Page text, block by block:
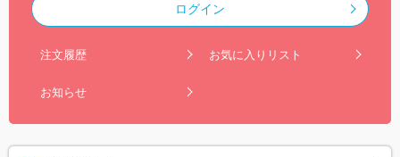
ログイン
注文履歴 お気に入りリスト
お知らせ